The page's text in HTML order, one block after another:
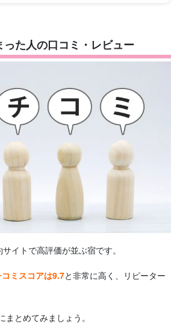
った人の口コミ・レビュー
イトで高評価が並ぶ宿です。
ミスコアは9.7と非常に高く、リピーター
とめてみましょう。